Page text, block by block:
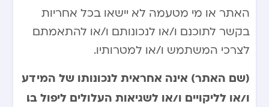
האתר או מי מטעמה לא יישאו בכל אחריות
בקשר לתוכנם ו/או לנכונותם ו/או להתאמתם
לצרכי המשתמש ו/או למטרותיו.
(שם האתר) אינה אחראית לנכונותו של המידע
ו/או לליקויים ו/או לשגיאות העלולים ליפול בו.